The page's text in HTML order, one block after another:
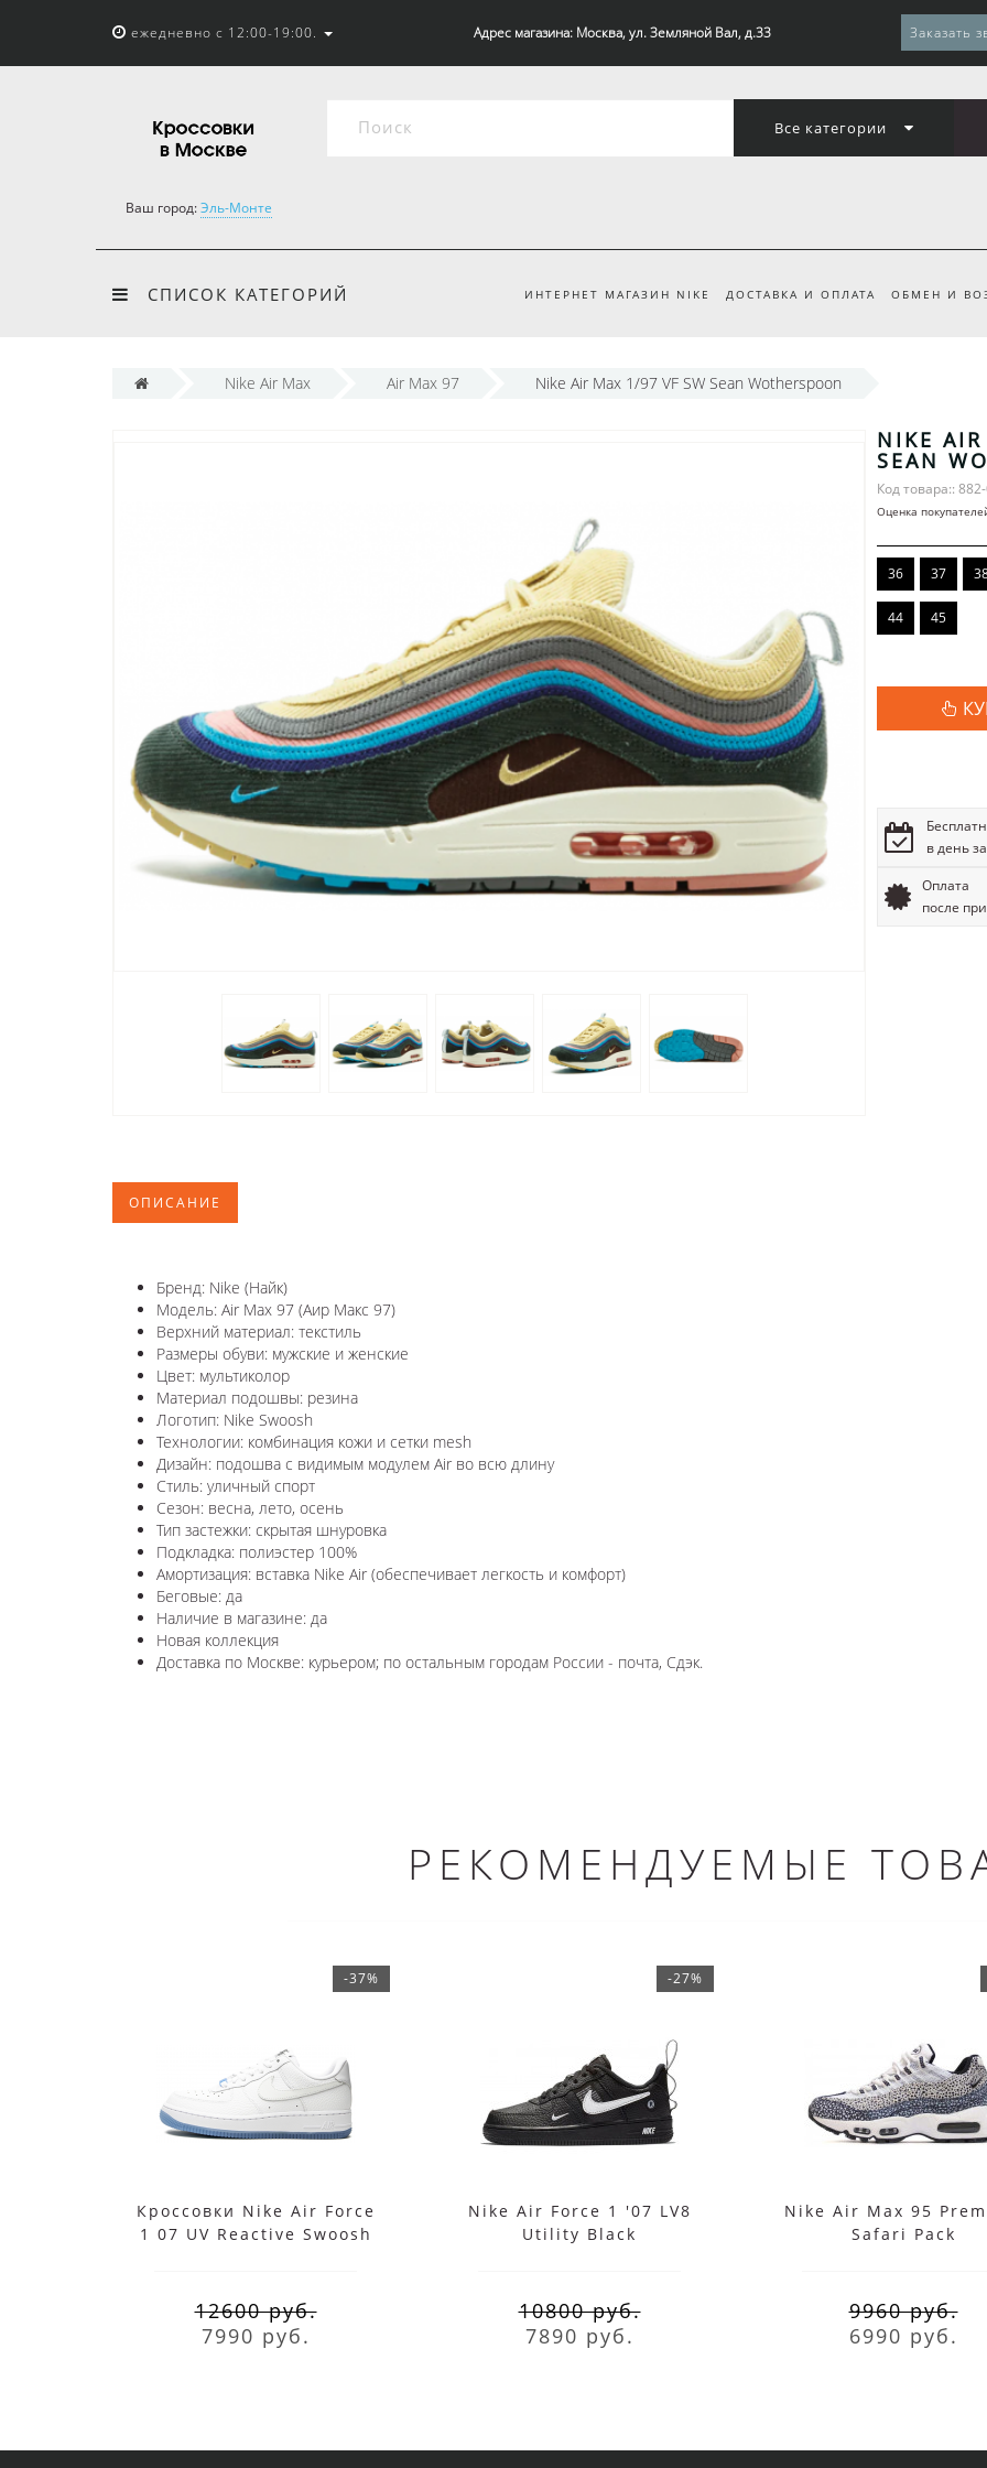
ежедневно с 12:00-19:00. Адрес магазина: Москва, ул. Земляной Вал, д.33 Заказать
Все категории
Ваш город:Эль-Монте
СПИСОК КАТЕГОРИЙ ИНТЕРНЕТ МАГАЗИН NIKE ДОСТАВКА И ОПЛАТА ОБМЕН И
Nike Air Max Air Max 97 Nike Air Max 1/97 VF SW Sean Wotherspoon
NIKE
SEAN
Код товара::
Оценка
36 37
44 45
в день
Оплата
после
ОПИСАНИЕ
Бренд: Nike (Найк)
Модель: Air Max 97 (Аир Макс 97)
Верхний материал: текстиль
Размеры обуви: мужские и женские
Цвет: мультиколор
Материал подошвы: резина
Логотип: Nike Swoosh
Технологии: комбинация кожи и сетки mesh
Дизайн: подошва с видимым модулем Air во всю длину
Стиль: уличный спорт
Сезон: весна, лето, осень
Тип застежки: скрытая шнуровка
Подкладка: полиэстер 100%
Амортизация: вставка Nike Air (обеспечивает легкость и комфорт)
Беговые: да
Наличие в магазине: да
Новая коллекция
Доставка по Москве: курьером; по остальным городам России - почта, Сдэк.
РЕКОМЕНДУЕМЫЕ
-37%
Кроссовки Nike Air Force
1 07 UV Reactive Swoosh
12600 руб.
7990 руб.
-27%
Nike Air Force 1 '07 LV8
Utility Black
10800 руб.
7890 руб.
Nike Air Max 95
Safari Pack
9960 руб.
6990 руб.